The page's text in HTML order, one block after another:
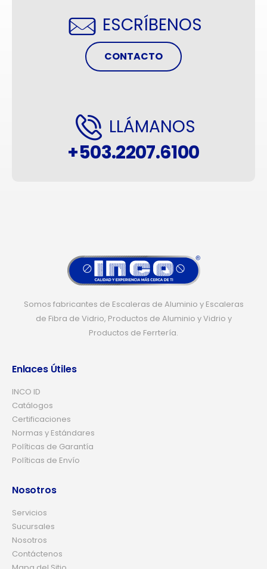
ESCRÍBENOS
CONTACTO
LLÁMANOS
+503.2207.6100
Somos fabricantes de Escaleras de Aluminio y Escaleras
de Fibra de Vidrio, Productos de Aluminio y Vidrio y
Productos de Ferrtería.
Enlaces Útiles
INCO ID
Catálogos
Certificaciones
Normas y Estándares
Políticas de Garantía
Políticas de Envío
Nosotros
Servicios
Sucursales
Nosotros
Contáctenos